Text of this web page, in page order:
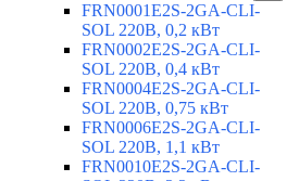
FRN0001E2S-2GA-CLI-
SOL 220В, 0,2 кВт
FRN0002E2S-2GA-CLI-
SOL 220В, 0,4 кВт
FRN0004E2S-2GA-CLI-
SOL 220В, 0,75 кВт
FRN0006E2S-2GA-CLI-
SOL 220В, 1,1 кВт
FRN0010E2S-2GA-CLI-